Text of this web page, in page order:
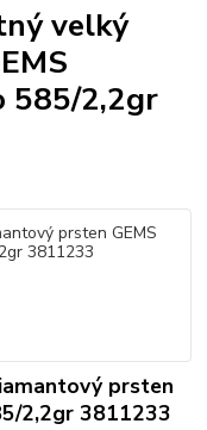
velký
585/2,2gr
prsten
2,2gr 3811233